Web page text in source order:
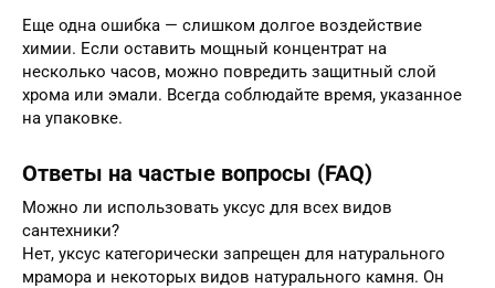
Еще одна ошибка — слишком долгое воздействие
химии. Если оставить мощный концентрат на
несколько часов, можно повредить защитный слой
хрома или эмали. Всегда соблюдайте время, указанное
на упаковке.
Ответы на частые вопросы (FAQ)
Можно ли использовать уксус для всех видов
сантехники?
Нет, уксус категорически запрещен для натурального
мрамора и некоторых видов натурального камня. Он